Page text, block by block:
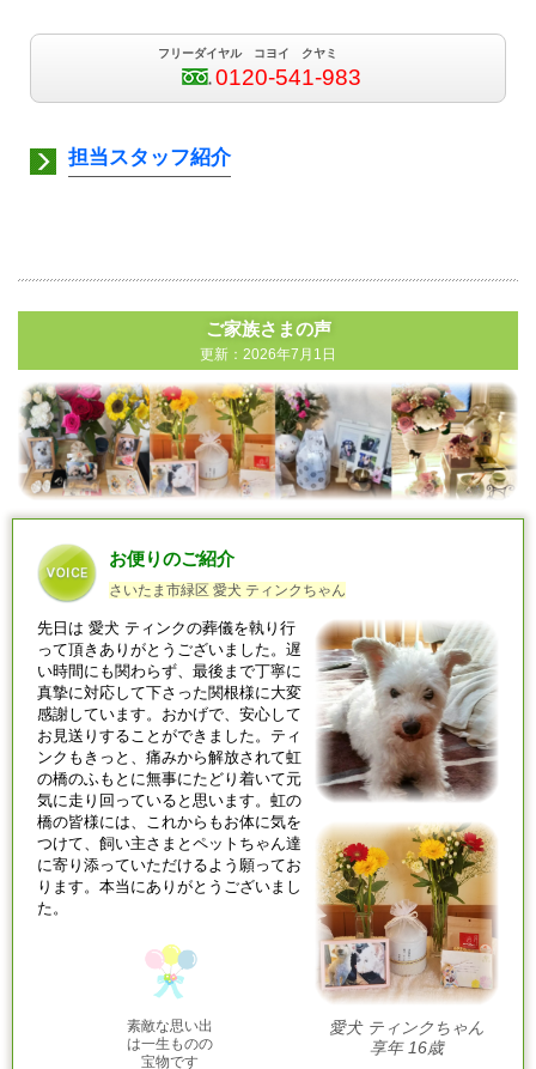
フリーダイヤル コヨイ クヤミ
0120-541-983
担当スタッフ紹介
ご家族さまの声
更新：2026年7月1日
お便りのご紹介
さいたま市緑区 愛犬 ティンクちゃん
愛犬 ティンクちゃん
享年 16歳
先日は 愛犬 ティンクの葬儀を執り行
って頂きありがとうございました。遅
い時間にも関わらず、最後まで丁寧に
真摯に対応して下さった関根様に大変
感謝しています。おかげで、安心して
お見送りすることができました。ティ
ンクもきっと、痛みから解放されて虹
の橋のふもとに無事にたどり着いて元
気に走り回っていると思います。虹の
橋の皆様には、これからもお体に気を
つけて、飼い主さまとペットちゃん達
に寄り添っていただけるよう願ってお
ります。本当にありがとうございまし
た。
素敵な思い出
は一生ものの
宝物です